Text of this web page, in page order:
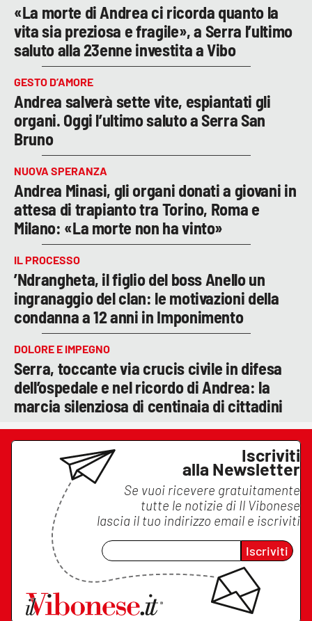
«La morte di Andrea ci ricorda quanto la
vita sia preziosa e fragile», a Serra l’ultimo
saluto alla 23enne investita a Vibo
GESTO D’AMORE
Andrea salverà sette vite, espiantati gli
organi. Oggi l’ultimo saluto a Serra San
Bruno
NUOVA SPERANZA
Andrea Minasi, gli organi donati a giovani in
attesa di trapianto tra Torino, Roma e
Milano: «La morte non ha vinto»
IL PROCESSO
’Ndrangheta, il figlio del boss Anello un
ingranaggio del clan: le motivazioni della
condanna a 12 anni in Imponimento
DOLORE E IMPEGNO
Serra, toccante via crucis civile in difesa
dell’ospedale e nel ricordo di Andrea: la
marcia silenziosa di centinaia di cittadini
Iscriviti
alla Newsletter
Se vuoi ricevere gratuitamente
tutte le notizie di Il Vibonese
lascia il tuo indirizzo email e iscriviti
Iscriviti